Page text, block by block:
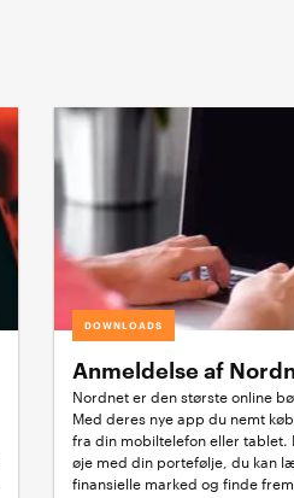
DOWNLOADS
Anmeldelse af
Nordnet er den største online
Med deres nye app du nemt
fra din mobiltelefon eller tablet.
øje med din portefølje, du kan
finansielle marked og finde